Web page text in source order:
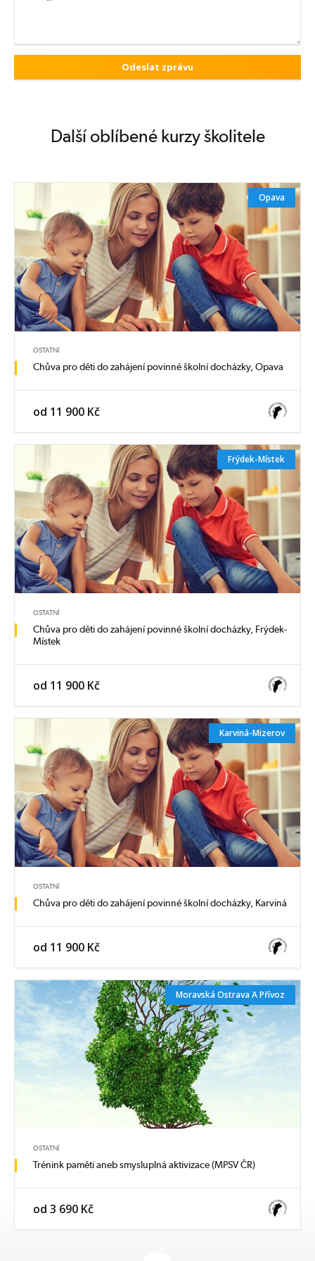
Další oblíbené kurzy školitele
Opava
OSTATNÍ
Chůva pro děti do zahájení povinné školní docházky, Opava
od 11 900 Kč
Frýdek-Místek
OSTATNÍ
Chůva pro děti do zahájení povinné školní docházky, Frýdek-
Místek
od 11 900 Kč
Karviná-Mizerov
OSTATNÍ
Chůva pro děti do zahájení povinné školní docházky, Karviná
od 11 900 Kč
Moravská Ostrava A Přívoz
OSTATNÍ
Trénink paměti aneb smysluplná aktivizace (MPSV ČR)
od 3 690 Kč